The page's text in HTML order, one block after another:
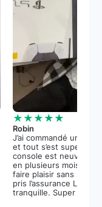
★★★★★
Robin
J’ai commandé une
et tout s’est super
console est neuve, et
en plusieurs mois m’a
faire plaisir sans stress.
pris l’assurance
tranquille. Super